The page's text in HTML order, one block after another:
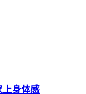
上身体感